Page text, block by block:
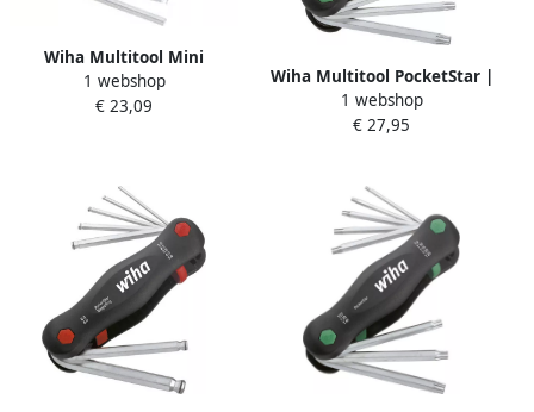
Wiha Multitool Mini
PocketStar | Sleufkop
Phillips Binnenzeskant | 8-
1 webshop
€ 23,09
Wiha Multitool PocketStar |
TORX | Tamper Resistant |
(met boring) | 7-delig 25128
1 webshop
€ 27,95